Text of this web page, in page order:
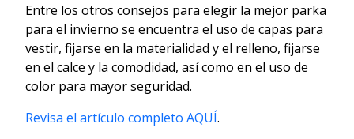
Entre los otros consejos para elegir la mejor parka
para el invierno se encuentra el uso de capas para
vestir, fijarse en la materialidad y el relleno, fijarse
en el calce y la comodidad, así como en el uso de
color para mayor seguridad.
Revisa el artículo completo AQUÍ.